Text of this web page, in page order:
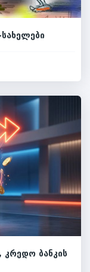
კრედო ბანკის